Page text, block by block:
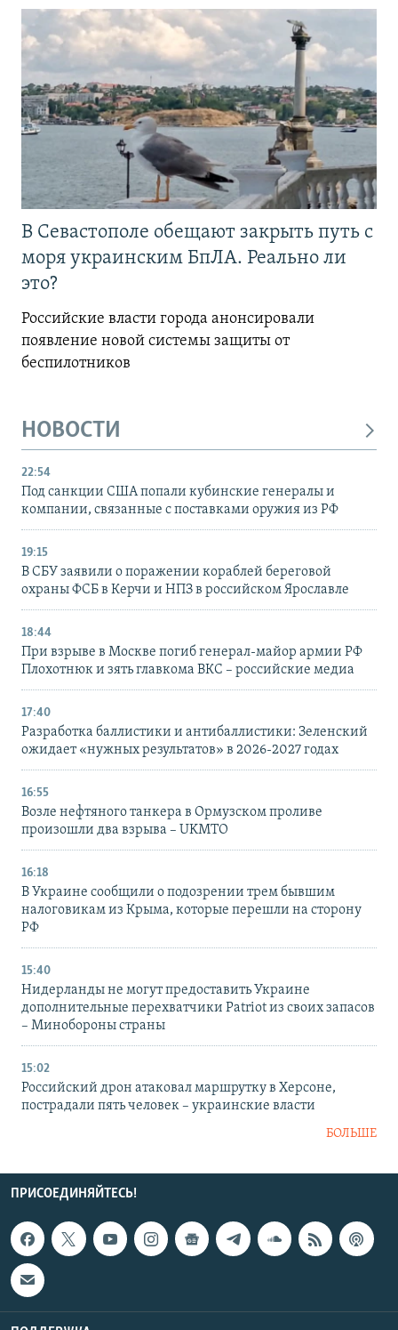
В Севастополе обещают закрыть путь с
моря украинским БпЛА. Реально ли
это?
Российские власти города анонсировали
появление новой системы защиты от
беспилотников
НОВОСТИ
22:54
Под санкции США попали кубинские генералы и
компании, связанные с поставками оружия из РФ
19:15
В СБУ заявили о поражении кораблей береговой
охраны ФСБ в Керчи и НПЗ в российском Ярославле
18:44
При взрыве в Москве погиб генерал-майор армии РФ
Плохотнюк и зять главкома ВКС – российские медиа
17:40
Разработка баллистики и антибаллистики: Зеленский
ожидает «нужных результатов» в 2026-2027 годах
16:55
Возле нефтяного танкера в Ормузском проливе
произошли два взрыва – UKMTO
16:18
В Украине сообщили о подозрении трем бывшим
налоговикам из Крыма, которые перешли на сторону
РФ
15:40
Нидерланды не могут предоставить Украине
дополнительные перехватчики Patriot из своих запасов
– Минобороны страны
15:02
Российский дрон атаковал маршрутку в Херсоне,
пострадали пять человек – украинские власти
БОЛЬШЕ
ПРИСОЕДИНЯЙТЕСЬ!